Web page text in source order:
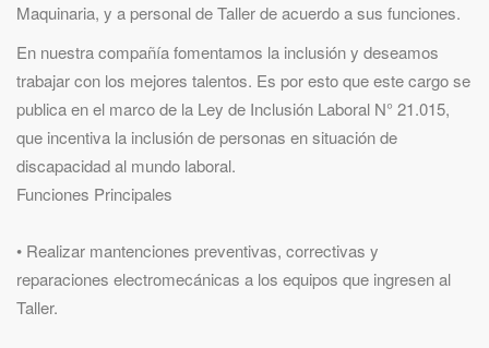
Maquinaria, y a personal de Taller de acuerdo a sus funciones.
En nuestra compañía fomentamos la inclusión y deseamos
trabajar con los mejores talentos. Es por esto que este cargo se
publica en el marco de la Ley de Inclusión Laboral N° 21.015,
que incentiva la inclusión de personas en situación de
discapacidad al mundo laboral.
Funciones Principales
• Realizar mantenciones preventivas, correctivas y
reparaciones electromecánicas a los equipos que ingresen al
Taller.